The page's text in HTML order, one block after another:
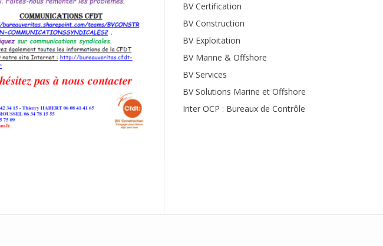
BV Certification
BV Construction
BV Exploitation
BV Marine & Offshore
BV Services
BV Solutions Marine et Offshore
Inter OCP : Bureaux de Contrôle